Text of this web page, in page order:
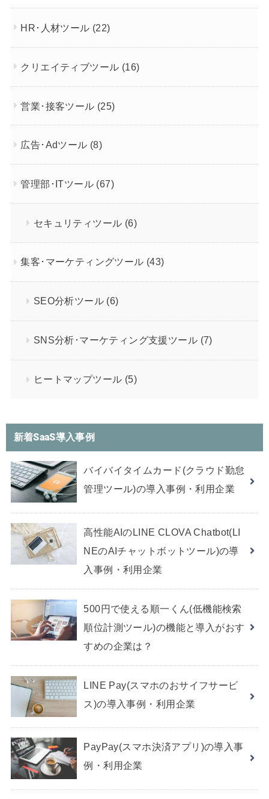
HR･人材ツール (22)
クリエイティブツール (16)
営業･接客ツール (25)
広告･Adツール (8)
管理部･ITツール (67)
セキュリティツール (6)
集客･マーケティングツール (43)
SEO分析ツール (6)
SNS分析･マーケティング支援ツール (7)
ヒートマップツール (5)
新着SaaS導入事例
バイバイタイムカード(クラウド勤怠
管理ツール)の導入事例・利用企業
高性能AIのLINE CLOVA Chatbot(LI
NEのAIチャットボットツール)の導
入事例・利用企業
500円で使える順一くん(低機能検索
順位計測ツール)の機能と導入がおす
すめの企業は？
LINE Pay(スマホのおサイフサービ
ス)の導入事例・利用企業
PayPay(スマホ決済アプリ)の導入事
例・利用企業